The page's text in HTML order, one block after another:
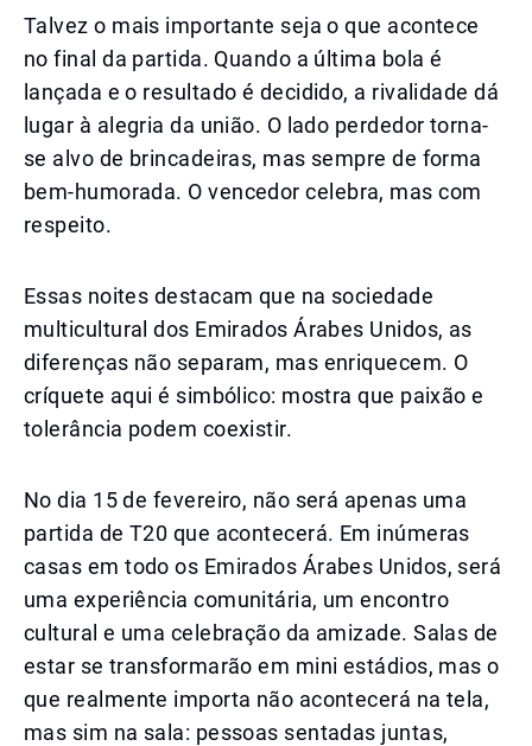
Talvez o mais importante seja o que acontece
no final da partida. Quando a última bola é
lançada e o resultado é decidido, a rivalidade dá
lugar à alegria da união. O lado perdedor torna-
se alvo de brincadeiras, mas sempre de forma
bem-humorada. O vencedor celebra, mas com
respeito.
Essas noites destacam que na sociedade
multicultural dos Emirados Árabes Unidos, as
diferenças não separam, mas enriquecem. O
críquete aqui é simbólico: mostra que paixão e
tolerância podem coexistir.
No dia 15 de fevereiro, não será apenas uma
partida de T20 que acontecerá. Em inúmeras
casas em todo os Emirados Árabes Unidos, será
uma experiência comunitária, um encontro
cultural e uma celebração da amizade. Salas de
estar se transformarão em mini estádios, mas o
que realmente importa não acontecerá na tela,
mas sim na sala: pessoas sentadas juntas,